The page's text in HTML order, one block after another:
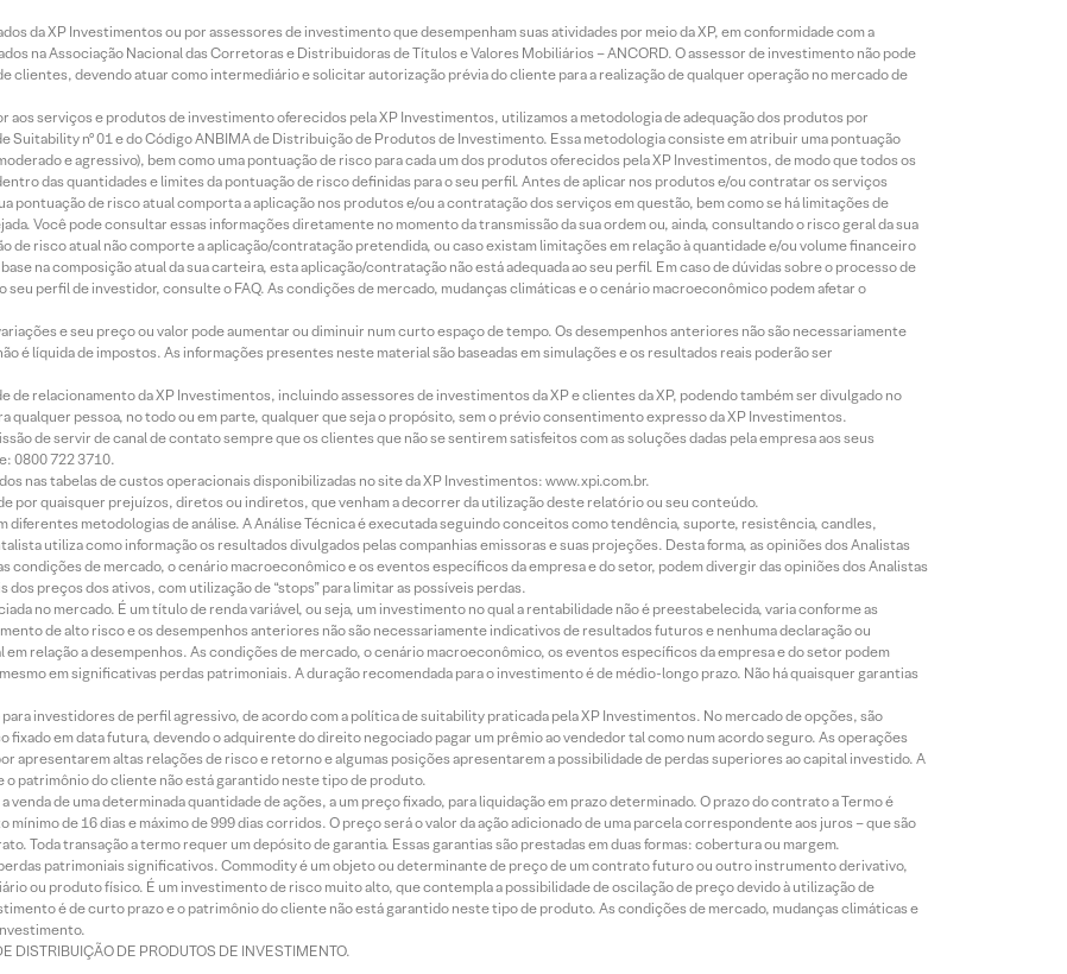
da XP Investimentos ou por assessores de investimento que desempenham suas atividades por meio da XP, em conformidade com a
na Associação Nacional das Corretoras e Distribuidoras de Títulos e Valores Mobiliários – ANCORD. O assessor de investimento não pode
clientes, devendo atuar como intermediário e solicitar autorização prévia do cliente para a realização de qualquer operação no mercado de
aos serviços e produtos de investimento oferecidos pela XP Investimentos, utilizamos a metodologia de adequação dos produtos por
Suitability nº 01 e do Código ANBIMA de Distribuição de Produtos de Investimento. Essa metodologia consiste em atribuir uma pontuação
e agressivo), bem como uma pontuação de risco para cada um dos produtos oferecidos pela XP Investimentos, de modo que todos os
das quantidades e limites da pontuação de risco definidas para o seu perfil. Antes de aplicar nos produtos e/ou contratar os serviços
pontuação de risco atual comporta a aplicação nos produtos e/ou a contratação dos serviços em questão, bem como se há limitações de
Você pode consultar essas informações diretamente no momento da transmissão da sua ordem ou, ainda, consultando o risco geral da sua
de risco atual não comporte a aplicação/contratação pretendida, ou caso existam limitações em relação à quantidade e/ou volume financeiro
na composição atual da sua carteira, esta aplicação/contratação não está adequada ao seu perfil. Em caso de dúvidas sobre o processo de
perfil de investidor, consulte o FAQ. As condições de mercado, mudanças climáticas e o cenário macroeconômico podem afetar o
e seu preço ou valor pode aumentar ou diminuir num curto espaço de tempo. Os desempenhos anteriores não são necessariamente
é líquida de impostos. As informações presentes neste material são baseadas em simulações e os resultados reais poderão ser
de relacionamento da XP Investimentos, incluindo assessores de investimentos da XP e clientes da XP, podendo também ser divulgado no
qualquer pessoa, no todo ou em parte, qualquer que seja o propósito, sem o prévio consentimento expresso da XP Investimentos.
de servir de canal de contato sempre que os clientes que não se sentirem satisfeitos com as soluções dadas pela empresa aos seus
0800 722 3710.
nas tabelas de custos operacionais disponibilizadas no site da XP Investimentos: www.xpi.com.br.
por quaisquer prejuízos, diretos ou indiretos, que venham a decorrer da utilização deste relatório ou seu conteúdo.
diferentes metodologias de análise. A Análise Técnica é executada seguindo conceitos como tendência, suporte, resistência, candles,
utiliza como informação os resultados divulgados pelas companhias emissoras e suas projeções. Desta forma, as opiniões dos Analistas
condições de mercado, o cenário macroeconômico e os eventos específicos da empresa e do setor, podem divergir das opiniões dos Analistas
preços dos ativos, com utilização de “stops” para limitar as possíveis perdas.
no mercado. É um título de renda variável, ou seja, um investimento no qual a rentabilidade não é preestabelecida, varia conforme as
de alto risco e os desempenhos anteriores não são necessariamente indicativos de resultados futuros e nenhuma declaração ou
relação a desempenhos. As condições de mercado, o cenário macroeconômico, os eventos específicos da empresa e do setor podem
em significativas perdas patrimoniais. A duração recomendada para o investimento é de médio-longo prazo. Não há quaisquer garantias
investidores de perfil agressivo, de acordo com a política de suitability praticada pela XP Investimentos. No mercado de opções, são
fixado em data futura, devendo o adquirente do direito negociado pagar um prêmio ao vendedor tal como num acordo seguro. As operações
apresentarem altas relações de risco e retorno e algumas posições apresentarem a possibilidade de perdas superiores ao capital investido. A
patrimônio do cliente não está garantido neste tipo de produto.
de uma determinada quantidade de ações, a um preço fixado, para liquidação em prazo determinado. O prazo do contrato a Termo é
de 16 dias e máximo de 999 dias corridos. O preço será o valor da ação adicionado de uma parcela correspondente aos juros – que são
Toda transação a termo requer um depósito de garantia. Essas garantias são prestadas em duas formas: cobertura ou margem.
patrimoniais significativos. Commodity é um objeto ou determinante de preço de um contrato futuro ou outro instrumento derivativo,
ou produto físico. É um investimento de risco muito alto, que contempla a possibilidade de oscilação de preço devido à utilização de
é de curto prazo e o patrimônio do cliente não está garantido neste tipo de produto. As condições de mercado, mudanças climáticas e
DISTRIBUIÇÃO DE PRODUTOS DE INVESTIMENTO.